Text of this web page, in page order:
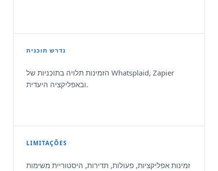
נדרש תוכנית
הזמינות תלויה בתוכניות של Whatsplaid, Zapier
ובאפליקציה היעדית.
LIMITAÇÕES
זמינות אפליקציות, פעולות, תדירות, היסטוריית משימות